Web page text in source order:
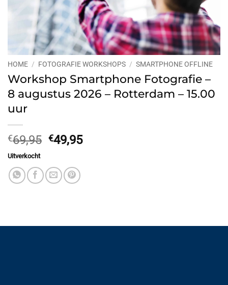
HOME / FOTOGRAFIE WORKSHOPS / SMARTPHONE OFFLINE
Workshop Smartphone Fotografie –
8 augustus 2026 – Rotterdam – 15.00
uur
€69,95 Oorspronkelijke
was:
€69,95.
€49,95Huidige
Uitverkocht